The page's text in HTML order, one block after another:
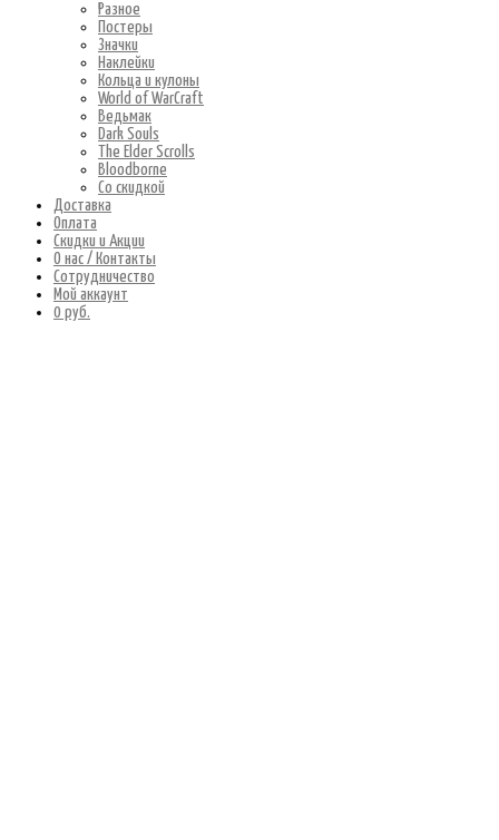
Разное
Постеры
Значки
Наклейки
Кольца и кулоны
World of WarCraft
Ведьмак
Dark Souls
The Elder Scrolls
Bloodborne
Со скидкой
Доставка
Оплата
Скидки и Акции
О нас / Контакты
Сотрудничество
Мой аккаунт
0 руб.